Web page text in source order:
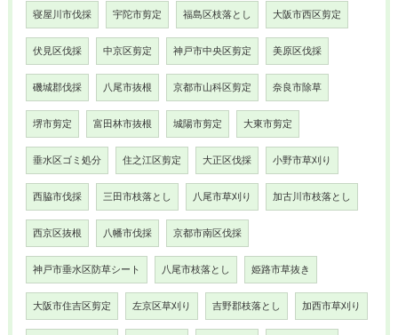
寝屋川市伐採 宇陀市剪定 福島区枝落とし 大阪市西区剪定
伏見区伐採 中京区剪定 神戸市中央区剪定 美原区伐採
磯城郡伐採 八尾市抜根 京都市山科区剪定 奈良市除草
堺市剪定 富田林市抜根 城陽市剪定 大東市剪定
垂水区ゴミ処分 住之江区剪定 大正区伐採 小野市草刈り
西脇市伐採 三田市枝落とし 八尾市草刈り 加古川市枝落とし
西京区抜根 八幡市伐採 京都市南区伐採
神戸市垂水区防草シート 八尾市枝落とし 姫路市草抜き
大阪市住吉区剪定 左京区草刈り 吉野郡枝落とし 加西市草刈り